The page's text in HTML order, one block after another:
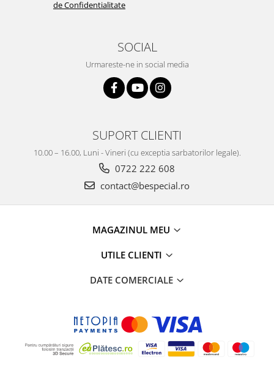
de Confidentialitate
SOCIAL
Urmareste-ne in social media
SUPORT CLIENTI
10.00 – 16.00, Luni - Vineri (cu exceptia sarbatorilor legale).
0722 222 608
contact@bespecial.ro
MAGAZINUL MEU
UTILE CLIENTI
DATE COMERCIALE